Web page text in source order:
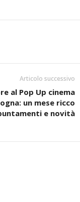
Articolo successivo
al Pop Up cinema
un mese ricco
e novità